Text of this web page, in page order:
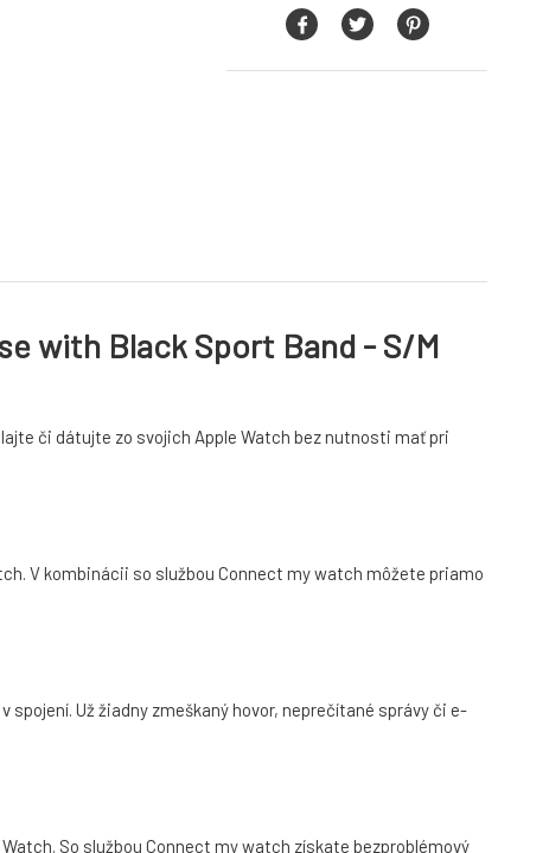
with Black Sport Band - S/M
či dátujte zo svojich Apple Watch bez nutnosti mať pri
V kombinácii so službou Connect my watch môžete priamo
Už žiadny zmeškaný hovor, neprečítané správy či e-
So službou Connect my watch získate bezproblémový